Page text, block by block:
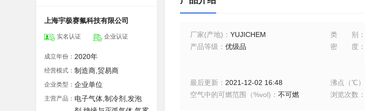
上海宇极赛氟科技有限公司
实名认证 企业认证
成立年份： 2020年
经营模式： 制造商,贸易商
企业类型： 企业单位
主营产品： 电子气体,制冷剂,发泡
厂家(产地) ： YUJICHEM 类别 ：
产品等级 ： 优级品 密度 ：
最后更新 ： 2021-12-02 16:48 沸点（℃）
空气中的可燃范围（%vol) ： 不可燃 浏览次数 ：